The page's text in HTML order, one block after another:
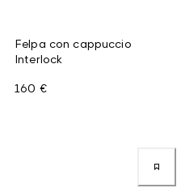
Felpa con cappuccio
Interlock
160 €